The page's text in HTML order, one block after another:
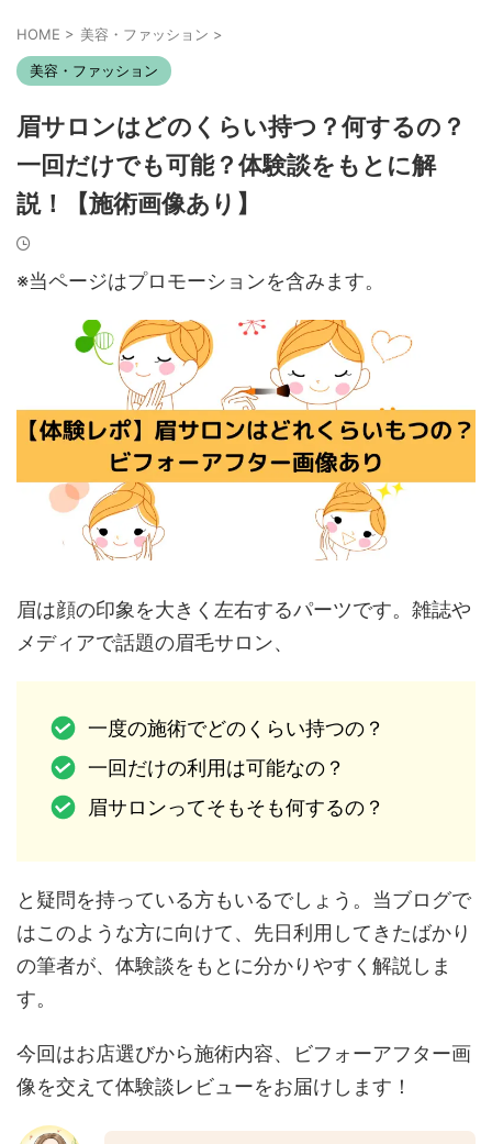
HOME > 美容・ファッション >
美容・ファッション
眉サロンはどのくらい持つ？何するの？
一回だけでも可能？体験談をもとに解
説！【施術画像あり】
※当ページはプロモーションを含みます。
眉は顔の印象を大きく左右するパーツです。雑誌や
メディアで話題の眉毛サロン、
一度の施術でどのくらい持つの？
一回だけの利用は可能なの？
眉サロンってそもそも何するの？
と疑問を持っている方もいるでしょう。当ブログで
はこのような方に向けて、先日利用してきたばかり
の筆者が、体験談をもとに分かりやすく解説しま
す。
今回はお店選びから施術内容、ビフォーアフター画
像を交えて体験談レビューをお届けします！